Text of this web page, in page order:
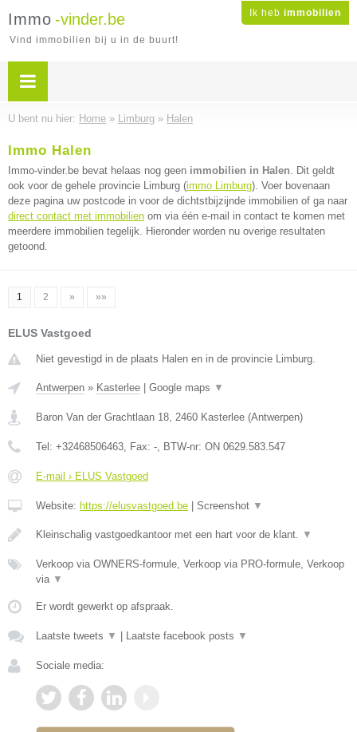
Ik heb immobilien
Immo -vinder.be
Vind immobilien bij u in de buurt!
U bent nu hier: Home » Limburg » Halen
Immo Halen
Immo-vinder.be bevat helaas nog geen immobilien in Halen. Dit geldt
ook voor de gehele provincie Limburg (immo Limburg). Voer bovenaan
deze pagina uw postcode in voor de dichtstbijzijnde immobilien of ga naar
direct contact met immobilien om via één e-mail in contact te komen met
meerdere immobilien tegelijk. Hieronder worden nu overige resultaten
getoond.
1 2 » »»
ELUS Vastgoed
Niet gevestigd in de plaats Halen en in de provincie Limburg.
Antwerpen » Kasterlee Google maps ▼
Baron Van der Grachtlaan 18, 2460 Kasterlee (Antwerpen)
Tel: +32468506463, Fax: -, BTW-nr: ON 0629.583.547
E-mail › ELUS Vastgoed
Website: https://elusvastgoed.be Screenshot ▼
Kleinschalig vastgoedkantoor met een hart voor de klant. ▼
Verkoop via OWNERS-formule, Verkoop via PRO-formule, Verkoop
via ▼
Er wordt gewerkt op afspraak.
Laatste tweets ▼ Laatste facebook posts ▼
Sociale media: